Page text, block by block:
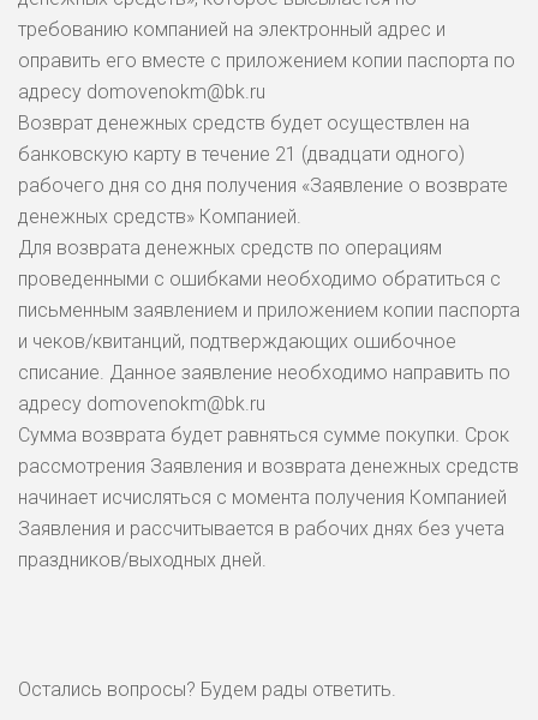
требованию компанией на электронный адрес и
оправить его вместе с приложением копии паспорта по
адресу domovenokm@bk.ru
Возврат денежных средств будет осуществлен на
банковскую карту в течение 21 (двадцати одного)
рабочего дня со дня получения «Заявление о возврате
денежных средств» Компанией.
Для возврата денежных средств по операциям
проведенными с ошибками необходимо обратиться с
письменным заявлением и приложением копии паспорта
и чеков/квитанций, подтверждающих ошибочное
списание. Данное заявление необходимо направить по
адресу domovenokm@bk.ru
Сумма возврата будет равняться сумме покупки. Срок
рассмотрения Заявления и возврата денежных средств
начинает исчисляться с момента получения Компанией
Заявления и рассчитывается в рабочих днях без учета
праздников/выходных дней.
Остались вопросы? Будем рады ответить.